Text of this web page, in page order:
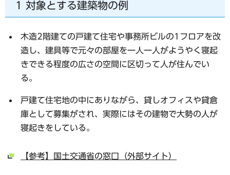
1 対象とする建築物の例
木造2階建ての戸建て住宅や事務所ビルの1フロアを改
造し、建具等で元々の部屋を一人一人がようやく寝起
きできる程度の広さの空間に区切って人が住んでい
る。
戸建て住宅地の中にありながら、貸しオフィスや貸倉
庫として募集がされ、実際にはその建物で大勢の人が
寝起きをしている。
【参考】国土交通省の窓口（外部サイト）